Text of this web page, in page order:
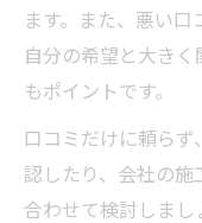
ます。また、悪い
自分の希望と大き
もポイントです。
口コミだけに頼ら
認したり、会社の
合わせて検討しま